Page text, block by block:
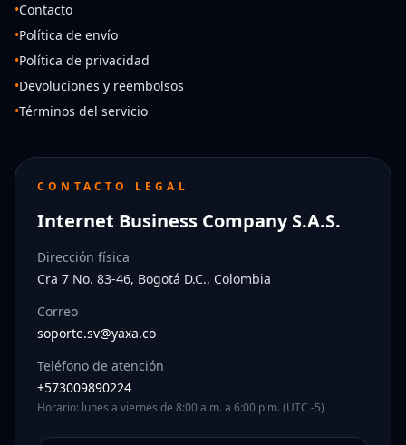
•Contacto
•Política de envío
•Política de privacidad
•Devoluciones y reembolsos
•Términos del servicio
CONTACTO LEGAL
Internet Business Company S.A.S.
Dirección física
Cra 7 No. 83-46, Bogotá D.C., Colombia
Correo
soporte.sv@yaxa.co
Teléfono de atención
+573009890224
Horario: lunes a viernes de 8:00 a.m. a 6:00 p.m. (UTC -5)